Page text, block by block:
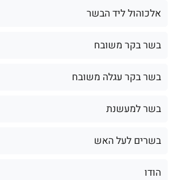
אלכוהול ליד הבשר
בשר בקר משובח
בשר בקר עגלה משובח
בשר למעשנת
בשרים לעל האש
הודו